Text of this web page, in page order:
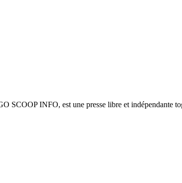
SCOOP INFO, est une presse libre et indépendante